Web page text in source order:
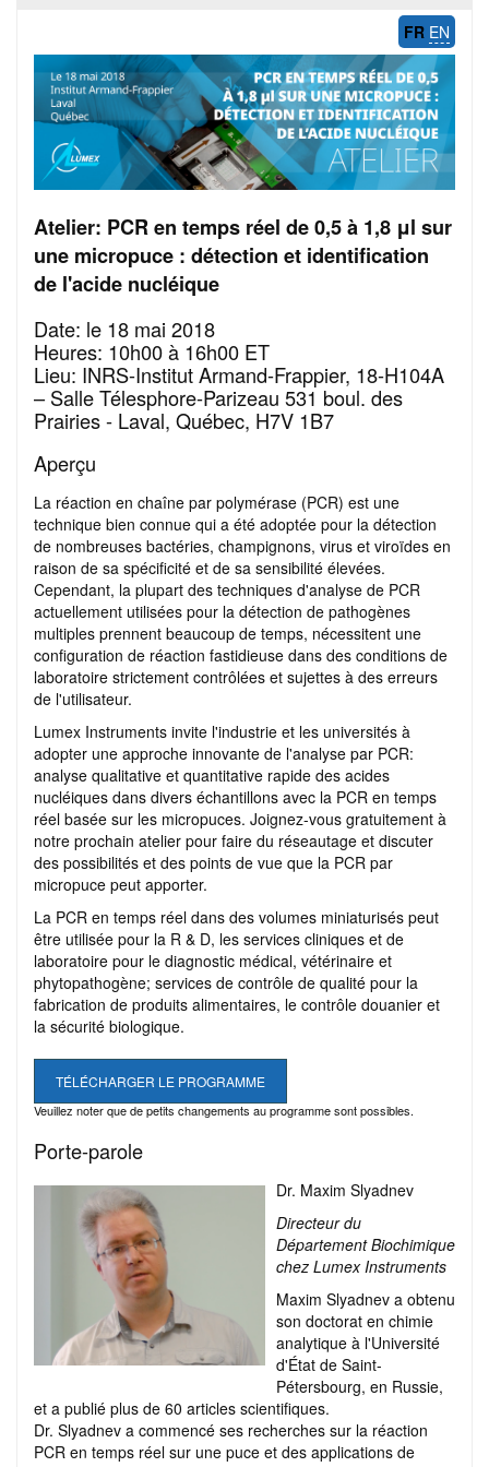
FR EN
Atelier: PCR en temps réel de 0,5 à 1,8 μl sur
une micropuce : détection et identification
de l'acide nucléique
Date: le 18 mai 2018
Heures: 10h00 à 16h00 ET
Lieu: INRS-Institut Armand-Frappier, 18-H104A
– Salle Télesphore-Parizeau 531 boul. des
Prairies - Laval, Québec, H7V 1B7
Aperçu
La réaction en chaîne par polymérase (PCR) est une
technique bien connue qui a été adoptée pour la détection
de nombreuses bactéries, champignons, virus et viroïdes en
raison de sa spécificité et de sa sensibilité élevées.
Cependant, la plupart des techniques d'analyse de PCR
actuellement utilisées pour la détection de pathogènes
multiples prennent beaucoup de temps, nécessitent une
configuration de réaction fastidieuse dans des conditions de
laboratoire strictement contrôlées et sujettes à des erreurs
de l'utilisateur.
Lumex Instruments invite l'industrie et les universités à
adopter une approche innovante de l'analyse par PCR:
analyse qualitative et quantitative rapide des acides
nucléiques dans divers échantillons avec la PCR en temps
réel basée sur les micropuces. Joignez-vous gratuitement à
notre prochain atelier pour faire du réseautage et discuter
des possibilités et des points de vue que la PCR par
micropuce peut apporter.
La PCR en temps réel dans des volumes miniaturisés peut
être utilisée pour la R & D, les services cliniques et de
laboratoire pour le diagnostic médical, vétérinaire et
phytopathogène; services de contrôle de qualité pour la
fabrication de produits alimentaires, le contrôle douanier et
la sécurité biologique.
TÉLÉCHARGER LE PROGRAMME
Veuillez noter que de petits changements au programme sont possibles.
Porte-parole
Dr. Maxim Slyadnev
Directeur du
Département Biochimique
chez Lumex Instruments
Maxim Slyadnev a obtenu
son doctorat en chimie
analytique à l'Université
d'État de Saint-
Pétersbourg, en Russie,
et a publié plus de 60 articles scientifiques.
Dr. Slyadnev a commencé ses recherches sur la réaction
PCR en temps réel sur une puce et des applications de